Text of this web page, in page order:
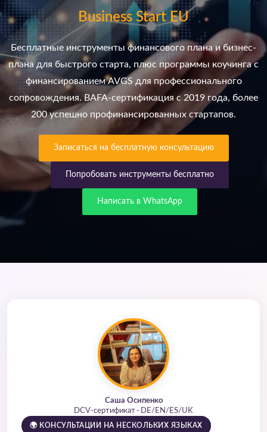
Business Start EU
Бесплатные инструменты финансового плана и бизнес-
плана для быстрого старта, плюс программы коучинга с
финансированием AVGS для профессионального
сопровождения. BAFA-сертификация с 2019 года, более
200 успешно профинансированных стартапов.
Записаться на бесплатную консультацию
Попробовать инструменты бесплатно
Написать в WhatsApp
Саша Осипенко
DCV-сертификат · DE/EN/ES/UK
🌍 КОНСУЛЬТАЦИИ НА НЕСКОЛЬКИХ ЯЗЫКАХ